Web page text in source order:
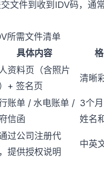
文件到收到IDV码，通
所需文件清单
具体内容
资料页（含照片
+ 签名页
清晰
账单 / 水电账单 /
信函
3个
姓名
过公司注册代
提供授权说明
中英